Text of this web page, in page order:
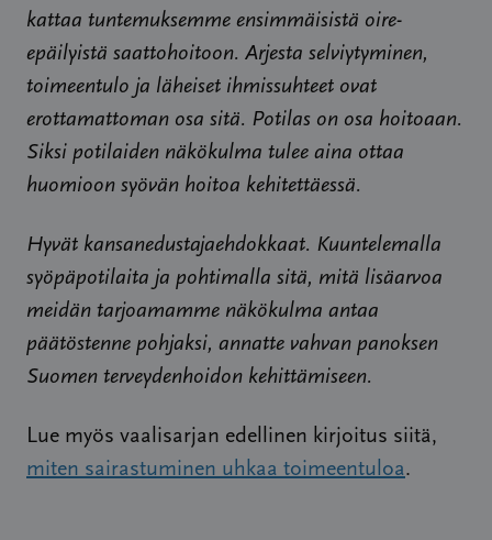
kattaa tuntemuksemme ensimmäisistä oire-
epäilyistä saattohoitoon. Arjesta selviytyminen,
toimeentulo ja läheiset ihmissuhteet ovat
erottamattoman osa sitä. Potilas on osa hoitoaan.
Siksi potilaiden näkökulma tulee aina ottaa
huomioon syövän hoitoa kehitettäessä.
Hyvät kansanedustajaehdokkaat. Kuuntelemalla
syöpäpotilaita ja pohtimalla sitä, mitä lisäarvoa
meidän tarjoamamme näkökulma antaa
päätöstenne pohjaksi, annatte vahvan panoksen
Suomen terveydenhoidon kehittämiseen.
Lue myös vaalisarjan edellinen kirjoitus siitä,
miten sairastuminen uhkaa toimeentuloa.